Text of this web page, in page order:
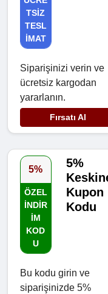
TSIZ
TESL
IMAT
Siparişinizi verin ve
ücretsiz kargodan
yararlanın.
Fırsatı Al
5%
ÖZEL
INDIR
IM
KOD
U
5%
Kupon
Kodu
Bu kodu girin ve
siparişinizde 5%